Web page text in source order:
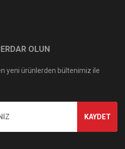
OLUN
yeni ürünlerden bültenimiz ile
KAYDET